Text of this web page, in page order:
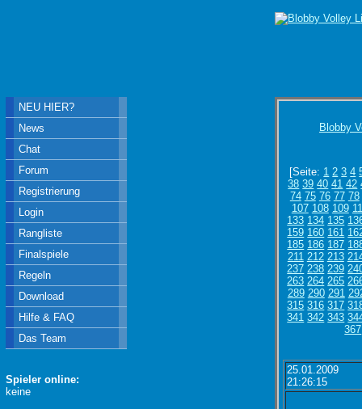
Blobby
[Seite: 1 2 3 4
38 39 40 41 42
74 75 76 77 78
107 108 109
133 134 135
159 160 161
185 186 187
211 212 213
237 238 239
263 264 265
289 290 291
315 316 317
341 342 343
367
25.01.2009
21:26:15
NEU HIER?
News
Chat
Forum
Registrierung
Login
Rangliste
Finalspiele
Regeln
Download
Hilfe & FAQ
Das Team
Spieler online:
keine